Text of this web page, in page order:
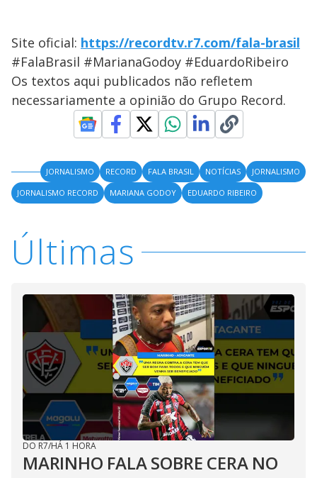
Site oficial: https://recordtv.r7.com/fala-brasil
#FalaBrasil #MarianaGodoy #EduardoRibeiro
Os textos aqui publicados não refletem
necessariamente a opinião do Grupo Record.
JORNALISMO RECORD FALA BRASIL NOTÍCIAS
JORNALISMO
JORNALISMO RECORD
MARIANA GODOY EDUARDO RIBEIRO
Últimas
DO R7/HÁ 1 HORA
MARINHO FALA SOBRE CERA NO